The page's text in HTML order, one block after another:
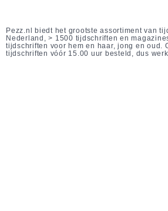
Pezz.nl biedt het grootste assortiment van
Nederland, > 1500 tijdschriften en
tijdschriften voor hem en haar, jong en oud.
tijdschriften vóór 15.00 uur besteld, dus